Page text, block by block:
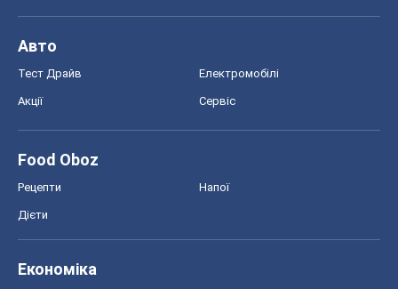
Авто
Тест Драйв Електромобілі
Акції Сервіс
Food Oboz
Рецепти Напої
Дієти
Економіка